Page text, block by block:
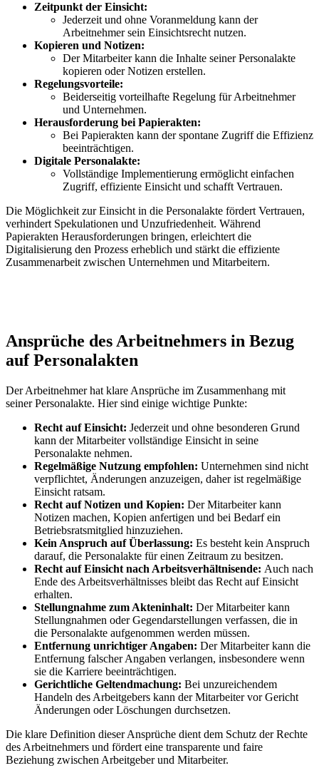
Zeitpunkt der Einsicht:
Jederzeit und ohne Voranmeldung kann der
Arbeitnehmer sein Einsichtsrecht nutzen.
Kopieren und Notizen:
Der Mitarbeiter kann die Inhalte seiner Personalakte
kopieren oder Notizen erstellen.
Regelungsvorteile:
Beiderseitig vorteilhafte Regelung für Arbeitnehmer
und Unternehmen.
Herausforderung bei Papierakten:
Bei Papierakten kann der spontane Zugriff die Effizienz
beeinträchtigen.
Digitale Personalakte:
Vollständige Implementierung ermöglicht einfachen
Zugriff, effiziente Einsicht und schafft Vertrauen.
Die Möglichkeit zur Einsicht in die Personalakte fördert Vertrauen,
verhindert Spekulationen und Unzufriedenheit. Während
Papierakten Herausforderungen bringen, erleichtert die
Digitalisierung den Prozess erheblich und stärkt die effiziente
Zusammenarbeit zwischen Unternehmen und Mitarbeitern.
Ansprüche des Arbeitnehmers in Bezug
auf Personalakten
Der Arbeitnehmer hat klare Ansprüche im Zusammenhang mit
seiner Personalakte. Hier sind einige wichtige Punkte:
Recht auf Einsicht: Jederzeit und ohne besonderen Grund
kann der Mitarbeiter vollständige Einsicht in seine
Personalakte nehmen.
Regelmäßige Nutzung empfohlen: Unternehmen sind nicht
verpflichtet, Änderungen anzuzeigen, daher ist regelmäßige
Einsicht ratsam.
Recht auf Notizen und Kopien: Der Mitarbeiter kann
Notizen machen, Kopien anfertigen und bei Bedarf ein
Betriebsratsmitglied hinzuziehen.
Kein Anspruch auf Überlassung: Es besteht kein Anspruch
darauf, die Personalakte für einen Zeitraum zu besitzen.
Recht auf Einsicht nach Arbeitsverhältnisende: Auch nach
Ende des Arbeitsverhältnisses bleibt das Recht auf Einsicht
erhalten.
Stellungnahme zum Akteninhalt: Der Mitarbeiter kann
Stellungnahmen oder Gegendarstellungen verfassen, die in
die Personalakte aufgenommen werden müssen.
Entfernung unrichtiger Angaben: Der Mitarbeiter kann die
Entfernung falscher Angaben verlangen, insbesondere wenn
sie die Karriere beeinträchtigen.
Gerichtliche Geltendmachung: Bei unzureichendem
Handeln des Arbeitgebers kann der Mitarbeiter vor Gericht
Änderungen oder Löschungen durchsetzen.
Die klare Definition dieser Ansprüche dient dem Schutz der Rechte
des Arbeitnehmers und fördert eine transparente und faire
Beziehung zwischen Arbeitgeber und Mitarbeiter.